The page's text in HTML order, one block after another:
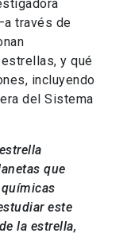
través de
y qué
incluyendo
del Sistema
que
este
la estrella,